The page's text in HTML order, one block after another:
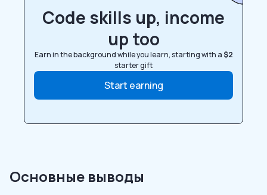
Code skills up, income
up too
Earn in the background while you learn, starting with a$2
starter gift
Start earning
Основные выводы